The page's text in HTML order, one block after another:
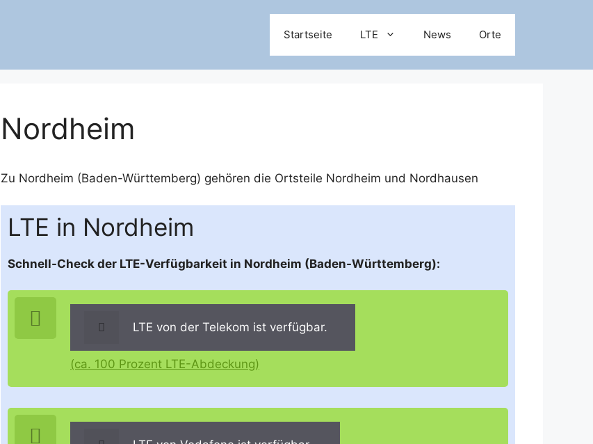
Startseite LTE News Orte
Nordheim
Zu Nordheim (Baden-Württemberg) gehören die Ortsteile Nordheim und Nordhausen
LTE in Nordheim
Schnell-Check der LTE-Verfügbarkeit in Nordheim (Baden-Württemberg):
LTE von der Telekom ist verfügbar.
(ca. 100 Prozent LTE-Abdeckung)